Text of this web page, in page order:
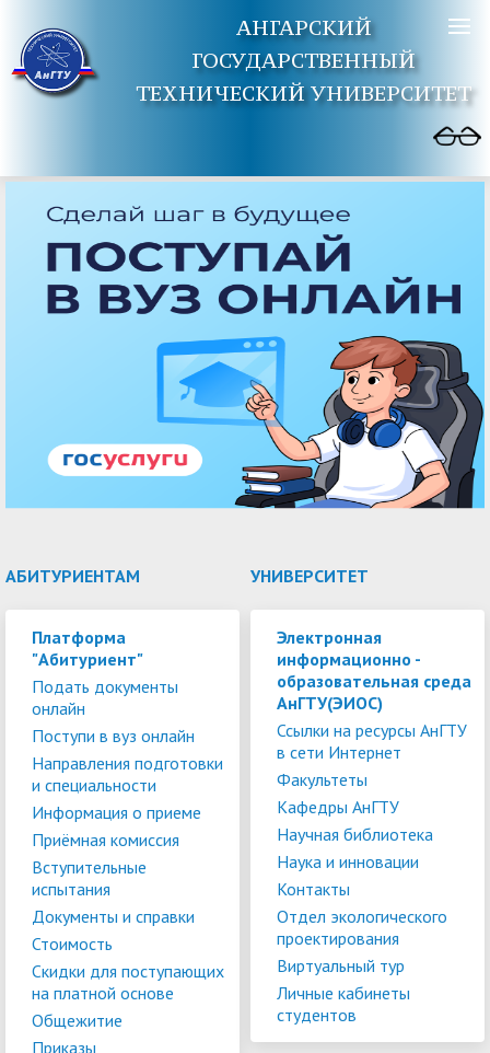
АНГАРСКИЙ
ГОСУДАРСТВЕННЫЙ
ТЕХНИЧЕСКИЙ УНИВЕРСИТЕТ
АБИТУРИЕНТАМ
Платформа
"Абитуриент"
Подать документы
онлайн
Поступи в вуз онлайн
Направления подготовки
и специальности
Информация о приеме
Приёмная комиссия
Вступительные
испытания
Документы и справки
Стоимость
Скидки для поступающих
на платной основе
Общежитие
Приказы
УНИВЕРСИТЕТ
Электронная
информационно -
образовательная среда
АнГТУ(ЭИОС)
Ссылки на ресурсы АнГТУ
в сети Интернет
Факультеты
Кафедры АнГТУ
Научная библиотека
Наука и инновации
Контакты
Отдел экологического
проектирования
Виртуальный тур
Личные кабинеты
студентов